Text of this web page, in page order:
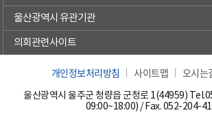
울산광역시 유관기관
의회관련사이트
개인정보처리방침 사이트맵 오시는
울산광역시 울주군 청량읍 군청로 1(44959) Tel.
09:00~18:00) / Fax. 052-204-